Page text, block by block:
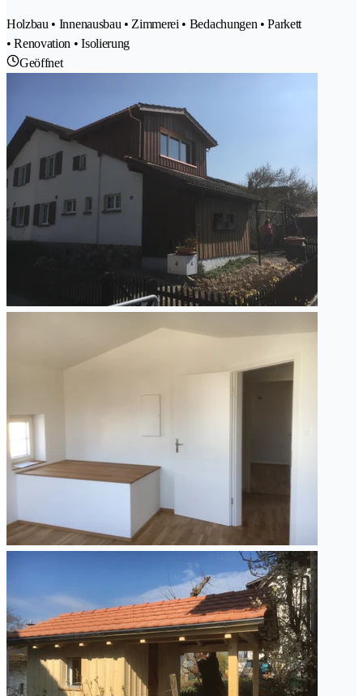
Holzbau • Innenausbau • Zimmerei • Bedachungen • Parkett
• Renovation • Isolierung
Geöffnet